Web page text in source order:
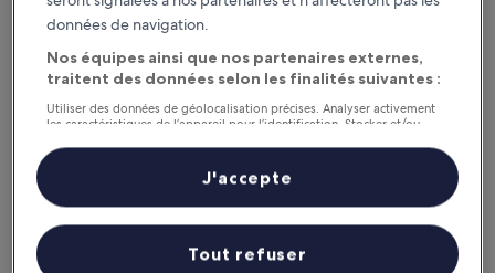
Exceptionnel,
(360 avis)
nouveau
de
103 €
La Vista Tokyo Bay
données de navigation.
Nos équipes ainsi que nos partenaires externes,
traitent des données selon les finalités suivantes :
Utiliser des données de géolocalisation précises. Analyser activement
les caractéristiques de l’appareil pour l’identification. Stocker et/ou
personnalisés, mesure de performance des publicités et du contenu,
études d’audience et développement de services.
Liste de nos partenaires (fournisseurs)
Tout refuser
J'accepte